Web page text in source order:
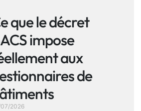
que le décret
impose
aux
de
2026